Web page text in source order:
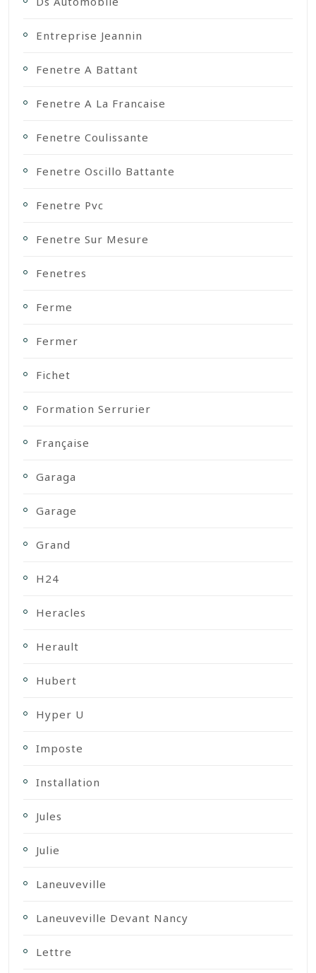
Entreprise Jeannin
Fenetre A Battant
Fenetre A La Francaise
Fenetre Coulissante
Fenetre Oscillo Battante
Fenetre Pvc
Fenetre Sur Mesure
Fenetres
Ferme
Fermer
Fichet
Formation Serrurier
Française
Garaga
Garage
Grand
H24
Heracles
Herault
Hubert
Hyper U
Imposte
Installation
Jules
Julie
Laneuveville
Laneuveville Devant Nancy
Lettre